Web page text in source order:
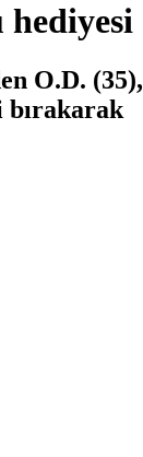
O.D. (35),
bırakarak